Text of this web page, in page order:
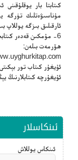
كىتابتا بار يوقلۇقىنى
مۇناسىۋەتلىك تۈرگە
ئارقىلىق بىزگە يوللاپ
6- مۇمكىن قەدەر كىتابخانىدىن ئەسلىي نۇسخا كىتابنى سېتىۋېلىپ ئوقۇڭ.
ھۆرمەت بىلەن:
ئۇيغۇر كىتاب تور بېكىتى
ئۇيغۇرچە كىتابلارنىڭ
ئىنكاسلار
ئىنكاس يوللاش